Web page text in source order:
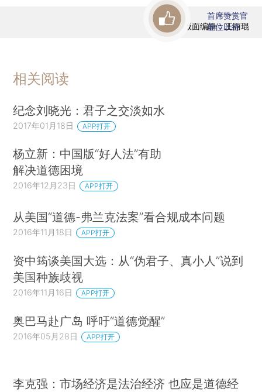
版面编辑：王丽琨
首席赞赏官
虚位以待
相关阅读
纪念刘晓光：君子之交淡如水
2017年01月18日 APP打开
杨立新：中国版“好人法”有助
解决道德困境
2016年12月23日 APP打开
从美国“道德-弗兰克法案”看合规成本问题
2016年11月18日 APP打开
资中筠谈美国大选：从“伪君子、真小人”说到
美国种族歧视
2016年11月16日 APP打开
奥巴马赴广岛 呼吁“道德觉醒”
2016年05月28日 APP打开
李克强：市场经济是法治经济 也应是道德经